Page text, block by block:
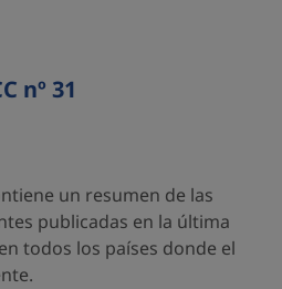
nº 31
un resumen de las
publicadas en la última
todos los países donde el